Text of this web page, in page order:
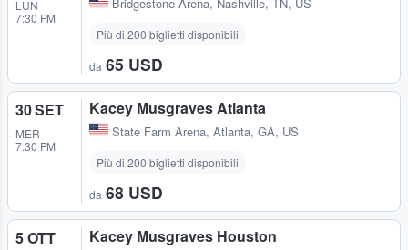
LUN
7:30 PM
Più di 200 biglietti disponibili
da 65 USD
30 SET
MER
7:30 PM
Kacey Musgraves Atlanta
State Farm Arena, Atlanta, GA, US
Più di 200 biglietti disponibili
da 68 USD
5 OTT Kacey Musgraves Houston